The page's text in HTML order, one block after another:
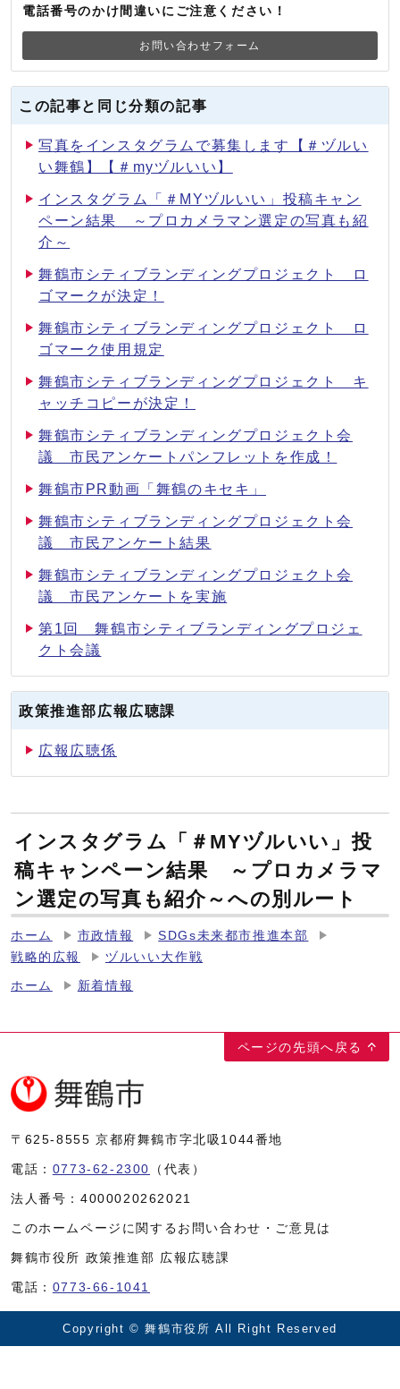
電話番号のかけ間違いにご注意ください！
お問い合わせフォーム
この記事と同じ分類の記事
写真をインスタグラムで募集します【＃ヅルい
い舞鶴】【＃myヅルいい】
インスタグラム「＃MYヅルいい」投稿キャン
ペーン結果 ～プロカメラマン選定の写真も紹
介～
舞鶴市シティブランディングプロジェクト ロ
ゴマークが決定！
舞鶴市シティブランディングプロジェクト ロ
ゴマーク使用規定
舞鶴市シティブランディングプロジェクト キ
ャッチコピーが決定！
舞鶴市シティブランディングプロジェクト会
議 市民アンケートパンフレットを作成！
舞鶴市PR動画「舞鶴のキセキ」
舞鶴市シティブランディングプロジェクト会
議 市民アンケート結果
舞鶴市シティブランディングプロジェクト会
議 市民アンケートを実施
第1回 舞鶴市シティブランディングプロジェ
クト会議
政策推進部広報広聴課
広報広聴係
インスタグラム「＃MYヅルいい」投
稿キャンペーン結果 ～プロカメラマ
ン選定の写真も紹介～への別ルート
ホーム 市政情報
SDGs未来都市推進本部
戦略的広報
ヅルいい大作戦
ホーム 新着情報
ページの先頭へ戻る
〒625-8555 京都府舞鶴市字北吸1044番地
電話： 0773-62-2300 （代表）
法人番号： 4000020262021
このホームページに関するお問い合わせ・ご意見は
舞鶴市役所 政策推進部 広報広聴課
電話： 0773-66-1041
Copyright © 舞鶴市役所 All Right Reserved